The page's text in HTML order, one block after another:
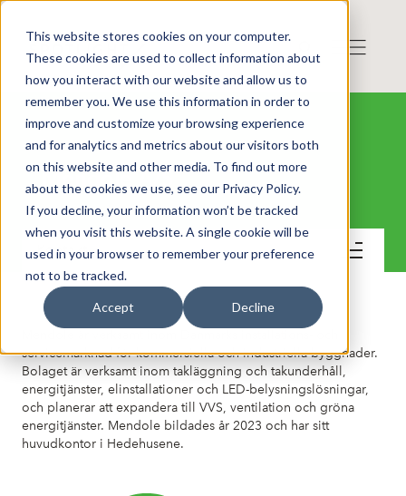
This website stores cookies on your computer.
These cookies are used to collect information about
how you interact with our website and allow us to
remember you. We use this information in order to
improve and customize your browsing experience
and for analytics and metrics about our visitors both
on this website and other media. To find out more
about the cookies we use, see our Privacy Policy.
If you decline, your information won’t be tracked
when you visit this website. A single cookie will be
used in your browser to remember your preference
not to be tracked.
Accept Decline
Mendole A/S
Kontakt
servicemarknad för kommersiella och industriella byggnader.
Bolaget är verksamt inom takläggning och takunderhåll,
energitjänster, elinstallationer och LED-belysningslösningar,
och planerar att expandera till VVS, ventilation och gröna
energitjänster. Mendole bildades år 2023 och har sitt
huvudkontor i Hedehusene.